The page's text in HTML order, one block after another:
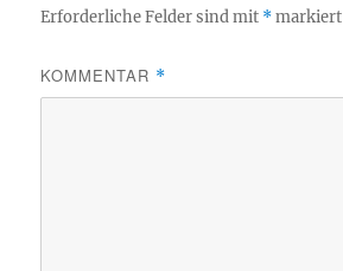
Erforderliche Felder sind mit *markiert
KOMMENTAR *